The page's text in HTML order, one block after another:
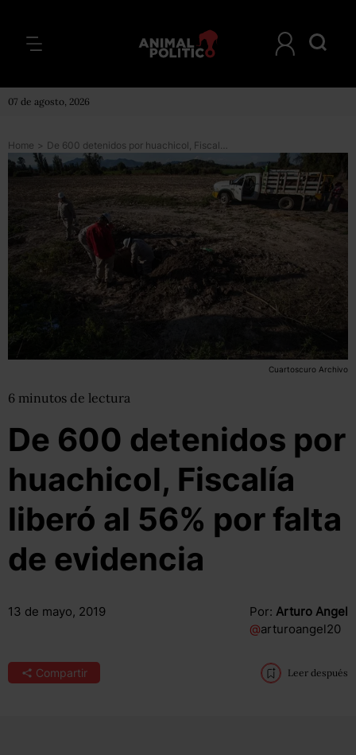
07 de agosto, 2026
Home > De 600 detenidos por huachicol, Fiscalía liberó al 56% por falta de evidencia
Cuartoscuro Archivo
6 minutos de lectura
De 600 detenidos por
huachicol, Fiscalía
liberó al 56% por falta
de evidencia
13 de mayo, 2019 Por: Arturo Angel
@arturoangel20
Compartir Leer después